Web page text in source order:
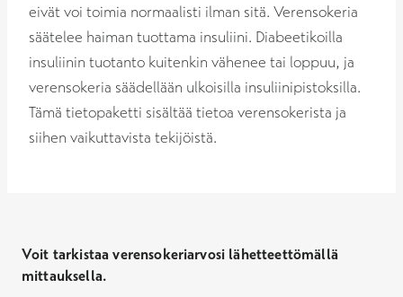
eivät voi toimia normaalisti ilman sitä. Verensokeria
säätelee haiman tuottama insuliini. Diabeetikoilla
insuliinin tuotanto kuitenkin vähenee tai loppuu, ja
verensokeria säädellään ulkoisilla insuliinipistoksilla.
Tämä tietopaketti sisältää tietoa verensokerista ja
siihen vaikuttavista tekijöistä.
Voit tarkistaa verensokeriarvosi lähetteettömällä
mittauksella.